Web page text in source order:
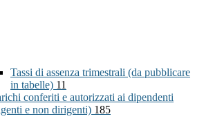
Tassi di assenza trimestrali (da pubblicare
in tabelle) 11
conferiti e autorizzati ai dipendenti
e non dirigenti) 185